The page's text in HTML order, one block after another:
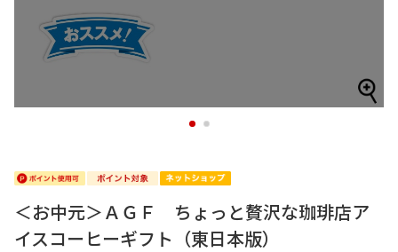
1 2
＜お中元＞ＡＧＦ ちょっと贅沢な珈琲店ア
イスコーヒーギフト（東日本版）